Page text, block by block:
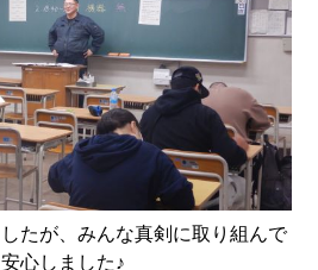
たが、みんな真剣に取り組んで
心しました♪